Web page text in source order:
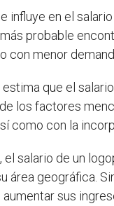
influye en el
probable
con menor
estima que el
los factores
como con la
el salario de un
área geográfica.
sus